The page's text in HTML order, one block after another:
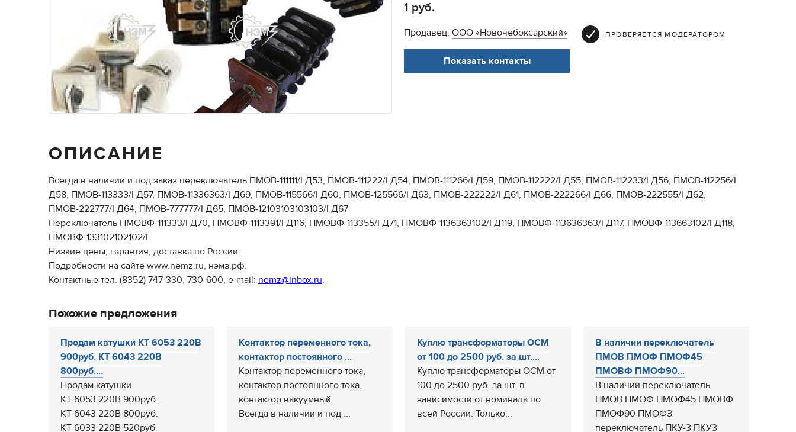
1 руб.
Продавец: ООО «Новочебоксарский» ПРОВЕРЯЕТСЯ МОДЕРАТОРОМ
Показать контакты
ОПИСАНИЕ
Всегда в наличии и под заказ переключатель ПМОВ-111111/I Д53, ПМОВ-111222/I Д54, ПМОВ-111266/I Д59, ПМОВ-112222/I Д55, ПМОВ-112233/I Д56, ПМОВ-112256/I
Д58, ПМОВ-113333/I Д57, ПМОВ-11336363/I Д69, ПМОВ-115566/I Д60, ПМОВ-125566/I Д63, ПМОВ-222222/I Д61, ПМОВ-222266/I Д66, ПМОВ-222555/I Д62,
ПМОВ-222777/I Д64, ПМОВ-777777/I Д65, ПМОВ-12103103103103/I Д67
Переключатель ПМОВФ-111333/I Д70, ПМОВФ-1113391/I Д116, ПМОВФ-113355/I Д71, ПМОВФ-1136363102/I Д119, ПМОВФ-113636363/I Д117, ПМОВФ-113663102/I Д118,
ПМОВФ-133102102102/I
Низкие цены, гарантия, доставка по России.
Подробности на сайте www.nemz.ru, нэмз.рф.
Контактные тел. (8352) 747-330, 730-600, e-mail: nemz@inbox.ru.
Похожие предложения
Продам катушки КТ 6053 220В
900руб. КТ 6043 220В
800руб....
Продам катушки
КТ 6053 220В 900руб.
КТ 6043 220В 800руб.
КТ 6033 220В 520руб.
Контактор переменного тока,
контактор постоянного ...
Контактор переменного тока,
контактор постоянного тока,
контактор вакуумный
Всегда в наличии и под ...
Куплю трансформаторы ОСМ
от 100 до 2500 руб. за шт....
Куплю трансформаторы ОСМ от
100 до 2500 руб. за шт. в
зависимости от номинала по
всей России. Только...
В наличии переключатель
ПМОВ ПМОФ ПМОФ45
ПМОВФ ПМОФ90...
В наличии переключатель
ПМОВ ПМОФ ПМОФ45 ПМОВФ
ПМОФ90 ПМОФЗ
переключатель ПКУ-3 ПКУ3